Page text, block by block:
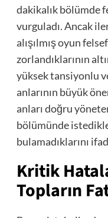
dakikalık bölümde
vurguladı. Ancak
alışılmış oyun
zorlandıklarının
yüksek tansiyonlu
anlarının büyük
anları doğru
bölümünde
bulamadıklarını
Kritik
Topların